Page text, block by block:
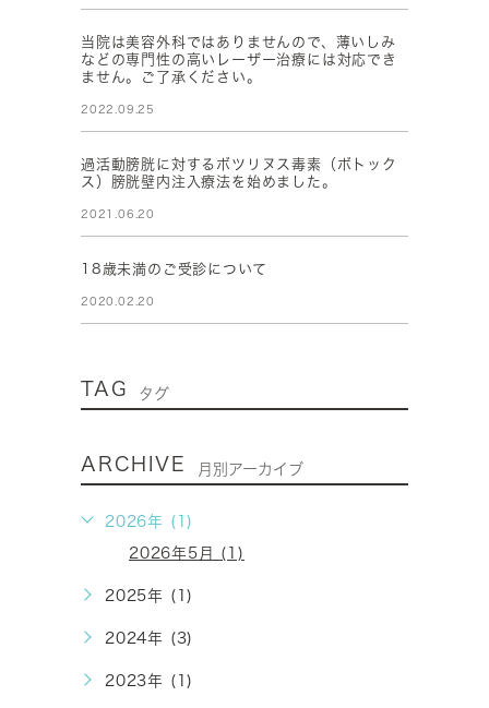
当院は美容外科ではありませんので、薄いしみ
などの専門性の高いレーザー治療には対応でき
ません。ご了承ください。
2022.09.25
過活動膀胱に対するボツリヌス毒素（ボトック
ス）膀胱壁内注入療法を始めました。
2021.06.20
18歳未満のご受診について
2020.02.20
TAG タグ
ARCHIVE 月別アーカイブ
2026年 (1)
2026年5月 (1)
2025年 (1)
2024年 (3)
2023年 (1)